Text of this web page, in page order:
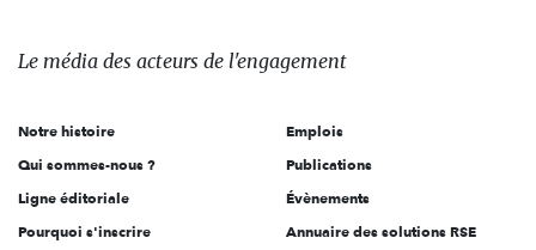
des
l'engagement
Le média des acteurs de l'engagement
Notre histoire
Qui sommes-nous ?
Ligne éditoriale
Pourquoi s'inscrire
Emplois
Publications
Évènements
Annuaire des solutions RSE